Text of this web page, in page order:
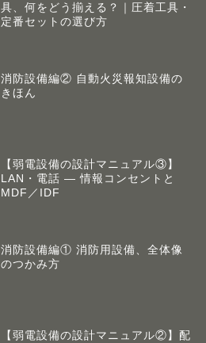
具、何をどう揃える？｜圧着工具・
定番セットの選び方
消防設備編② 自動火災報知設備の
きほん
【弱電設備の設計マニュアル③】
LAN・電話 ― 情報コンセントと
MDF／IDF
消防設備編① 消防用設備、全体像
のつかみ方
【弱電設備の設計マニュアル②】配